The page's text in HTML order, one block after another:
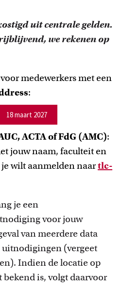
uit centrale gelden.
we rekenen op
medewerkers met een
:
18 maart 2027
ACTA of FdG (AMC):
jouw naam, faculteit en
wilt aanmelden naartlc-
je een
voor jouw
van meerdere data
uitnodigingen (vergeet
Indien de locatie op
is, volgt daarvoor